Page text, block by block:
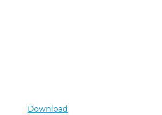
Download